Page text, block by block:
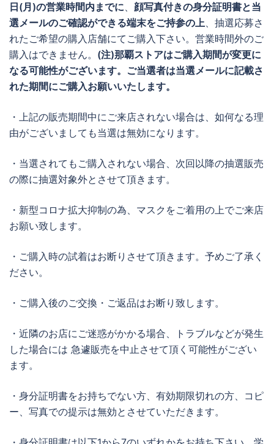
日(月)の営業時間内までに、 顔写真付きの身分証明書と当
選メールのご確認ができる端末をご持参の上、抽選応募さ
れたご希望の購入店舗にてご購入下さい。営業時間外のご
購入はできません。 (注)那覇ストアはご購入期間が変更に
なる可能性がございます。ご当選者は当選メールに記載さ
れた期間にご購入お願いいたします。
・上記の販売期間中にご来店されない場合は、如何なる理
由がございましても当選は無効になります。
・当選されてもご購入されない場合、次回以降の抽選販売
の際に抽選対象外とさせて頂きます。
・新型コロナ拡大抑制の為、マスクをご着用の上でご来店
お願い致します。
・ご購入時の試着はお断りさせて頂きます。予めご了承く
ださい。
・ご購入後のご交換・ご返品はお断り致します。
・近隣のお店にご迷惑がかかる場合、トラブルなどが発生
した場合には 急遽販売を中止させて頂く可能性がござい
ます。
・身分証明書をお持ちでない方、有効期限切れの方、コピ
ー、写真での提示は無効とさせていただきます。